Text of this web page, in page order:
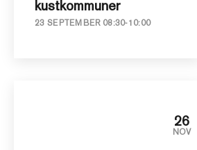
kustkommuner
23 SEPTEMBER 08:30-10:00
26
NOV